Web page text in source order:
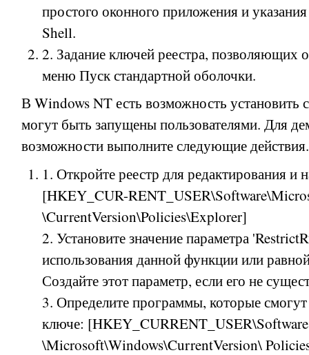
простого оконного приложения и
Shell.
2. Задание ключей реестра, позволяющих
меню Пуск стандартной оболочки.
В Windows NT есть возможность установить
могут быть запущены пользователями. Для
возможности выполните следующие действия.
1. Откройте реестр для редактирования и
[HKEY_CUR-
\CurrentVersion\Policies\Explorer]
2. Установите значение параметра
использования данной функции или
Создайте этот параметр, если его не
3. Определите программы, которые смогут
ключе: [HKEY_CURRENT_USER\Software
\Microsoft\Windows\CurrentVersion\